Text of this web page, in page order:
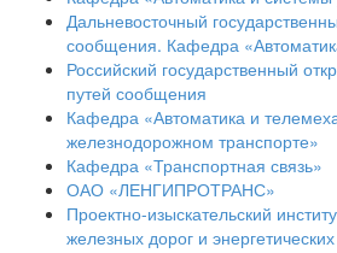
Дальневосточный
сообщения. Кафедра
Российский государственный
путей сообщения
Кафедра «Автоматика и
железнодорожном транспорте»
Кафедра «Транспортная связь»
ОАО «ЛЕНГИПРОТРАНС»
Проектно-изыскательский
железных дорог и